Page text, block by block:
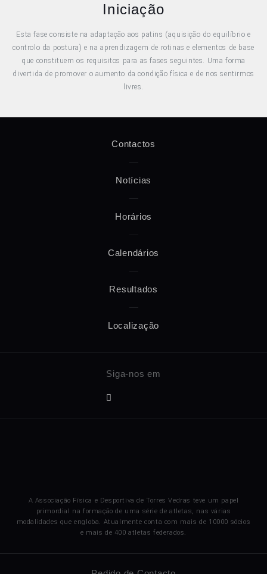
Iniciação
Esta fase consiste na adaptação aos patins (aquisição do equilíbrio e
controlo da postura) e na aprendizagem de rotinas e elementos de base
que constituem os requisitos para as fases seguintes. Uma forma
divertida de promover o aumento da condição física e de nos sentirmos
livres.
Contactos
Notícias
Horários
Calendários
Resultados
Localização
A Associação Física e Desportiva de Torres Vedras teve um papel
primordial na formação de uma série de atletas, nas várias
modalidades que engloba. Atualmente conta com mais de 10000 sócios
e mais de 400 atletas federados.